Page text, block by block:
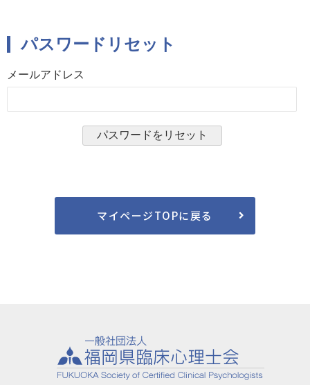
パスワードリセット
メールアドレス
マイページTOPに戻る